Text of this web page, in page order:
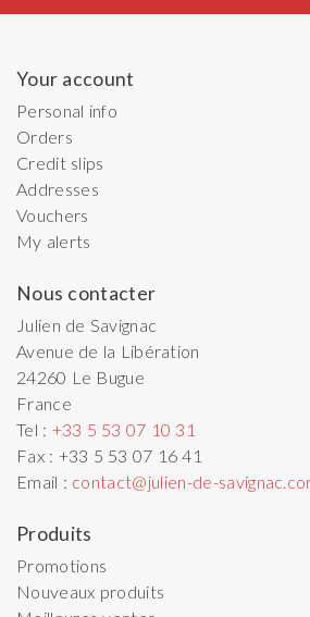
Your account
Personal info
Orders
Credit slips
Addresses
Vouchers
My alerts
Nous contacter
Julien de Savignac
Avenue de la Libération
24260 Le Bugue
France
Tel : +33 5 53 07 10 31
Fax : +33 5 53 07 16 41
Email : contact@julien-de-
Produits
Promotions
Nouveaux produits